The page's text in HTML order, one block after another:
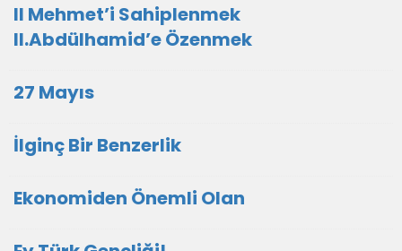
II Mehmet’i Sahiplenmek
II.Abdülhamid’e Özenmek
27 Mayıs
İlginç Bir Benzerlik
Ekonomiden Önemli Olan